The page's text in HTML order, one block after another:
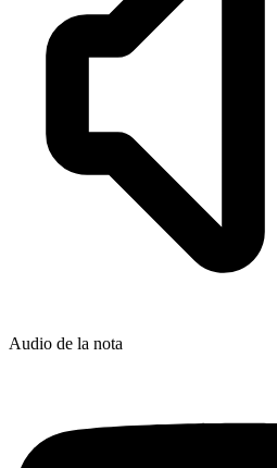
Audio de la nota